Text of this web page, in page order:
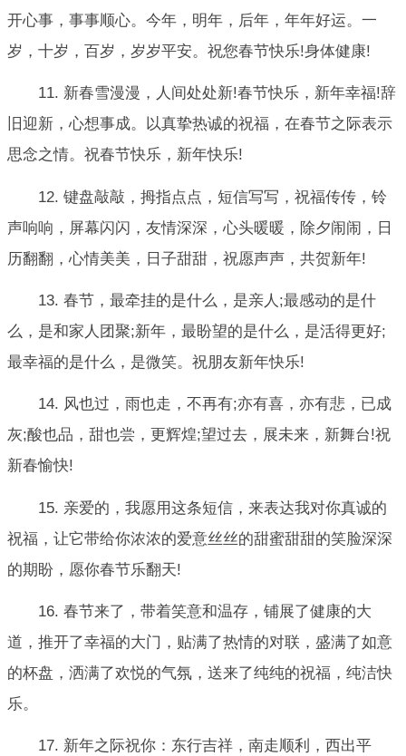
开心事，事事顺心。今年，明年，后年，年年好运。一
岁，十岁，百岁，岁岁平安。祝您春节快乐!身体健康!
11. 新春雪漫漫，人间处处新!春节快乐，新年幸福!辞
旧迎新，心想事成。以真挚热诚的祝福，在春节之际表示
思念之情。祝春节快乐，新年快乐!
12. 键盘敲敲，拇指点点，短信写写，祝福传传，铃
声响响，屏幕闪闪，友情深深，心头暖暖，除夕闹闹，日
历翻翻，心情美美，日子甜甜，祝愿声声，共贺新年!
13. 春节，最牵挂的是什么，是亲人;最感动的是什
么，是和家人团聚;新年，最盼望的是什么，是活得更好;
最幸福的是什么，是微笑。祝朋友新年快乐!
14. 风也过，雨也走，不再有;亦有喜，亦有悲，已成
灰;酸也品，甜也尝，更辉煌;望过去，展未来，新舞台!祝
新春愉快!
15. 亲爱的，我愿用这条短信，来表达我对你真诚的
祝福，让它带给你浓浓的爱意丝丝的甜蜜甜甜的笑脸深深
的期盼，愿你春节乐翻天!
16. 春节来了，带着笑意和温存，铺展了健康的大
道，推开了幸福的大门，贴满了热情的对联，盛满了如意
的杯盘，洒满了欢悦的气氛，送来了纯纯的祝福，纯洁快
乐。
17. 新年之际祝你：东行吉祥，南走顺利，西出平